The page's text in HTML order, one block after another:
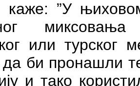
каже: ”У
или
би пронашли
и тако